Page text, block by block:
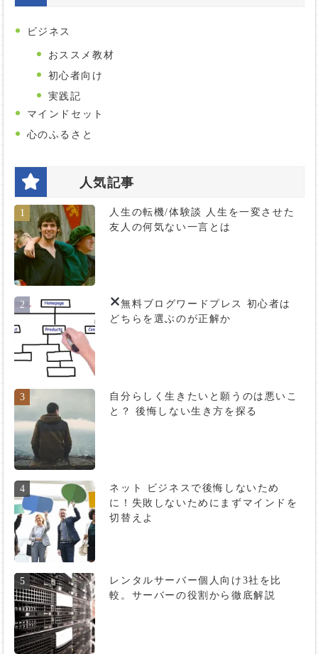
ビジネス
おススメ教材
初心者向け
実践記
マインドセット
心のふるさと
人気記事
1
人生の転機/体験談 人生を一変させた
友人の何気ない一言とは
2 無料ブログ ワードプレス 初心者は
どちらを選ぶのが正解か
3
自分らしく生きたいと願うのは悪いこ
と？ 後悔しない生き方を探る
4
ネット ビジネスで後悔しないため
に！失敗しないためにまずマインドを
切替えよ
5
レンタルサーバー個人向け3社を比
較。サーバーの役割から徹底解説